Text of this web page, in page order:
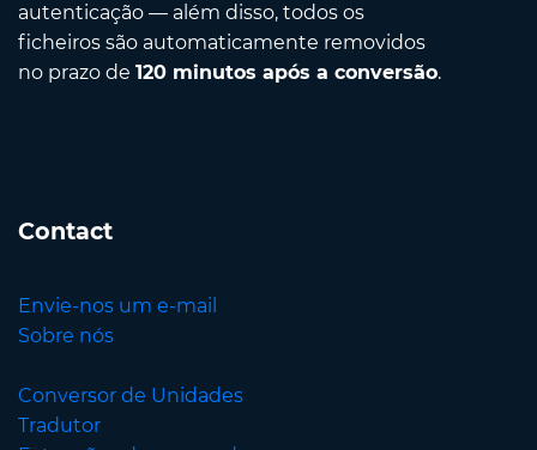
autenticação — além disso, todos os
ficheiros são automaticamente removidos
no prazo de 120 minutos após a conversão.
Contact
Envie-nos um e-mail
Sobre nós
Conversor de Unidades
Tradutor